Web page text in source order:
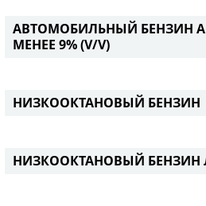
АВТОМОБИЛЬНЫЙ БЕНЗИН
МЕНЕЕ 9% (V/V)
НИЗКООКТАНОВЫЙ БЕНЗИН
НИЗКООКТАНОВЫЙ БЕНЗИН